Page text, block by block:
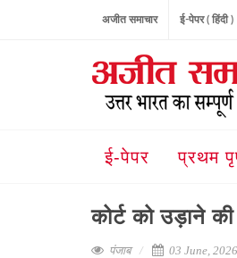
अजीत समाचार ई-पेपर ( हिंदी )
ई-पेपर प्रथम
कोर्ट को उड़ाने
पंजाब 03 June,